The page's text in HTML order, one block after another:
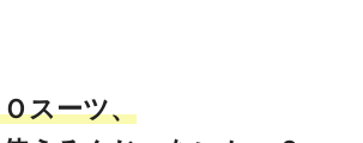
スーツ、